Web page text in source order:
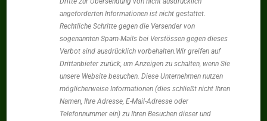
angeforderten Informationen ist nicht gestattet.
Rechtliche Schritte gegen die Versender von
sogenannten Spam-Mails bei Verstössen gegen dieses
Verbot sind ausdrücklich vorbehalten.Wir greifen auf
Drittanbieter zurück, um Anzeigen zu schalten, wenn Sie
unsere Website besuchen. Diese Unternehmen nutzen
möglicherweise Informationen (dies schließt nicht Ihren
Namen, Ihre Adresse, E-Mail-Adresse oder
Telefonnummer ein) zu Ihren Besuchen dieser und